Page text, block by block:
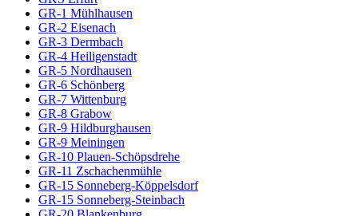
GR-1 Mühlhausen
GR-2 Eisenach
GR-3 Dermbach
GR-4 Heiligenstadt
GR-5 Nordhausen
GR-6 Schönberg
GR-7 Wittenburg
GR-8 Grabow
GR-9 Hildburghausen
GR-9 Meiningen
GR-10 Plauen-Schöpsdrehe
GR-11 Zschachenmühle
GR-15 Sonneberg-Köppelsdorf
GR-15 Sonneberg-Steinbach